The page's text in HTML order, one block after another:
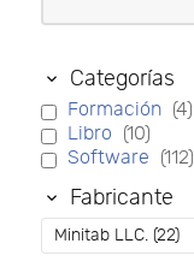
Categorías
Formación (4)
Libro (10)
Software (112)
Fabricante